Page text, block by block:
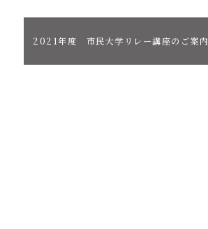
2021年度 市民大学リレー講座のご案内